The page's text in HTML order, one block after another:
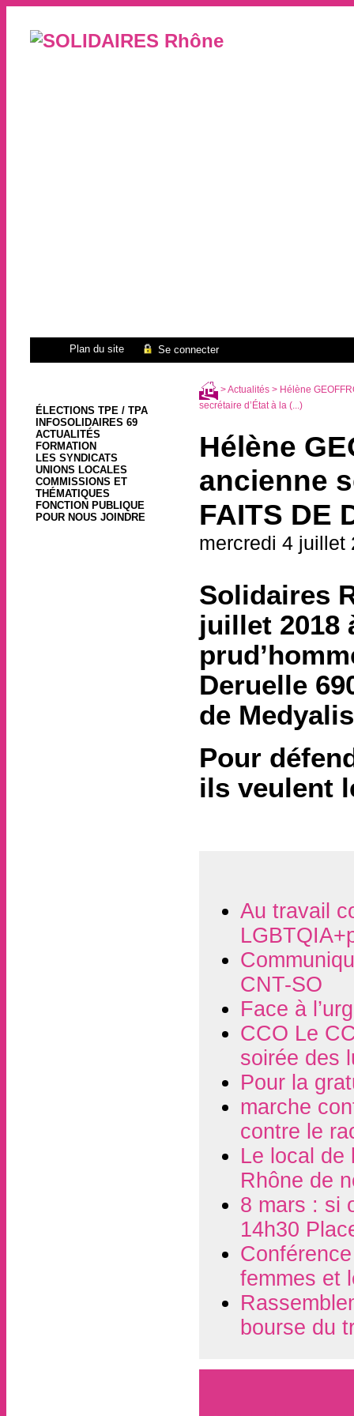
Plan du site Se connecter
ÉLECTIONS TPE / TPA
INFOSOLIDAIRES 69
ACTUALITÉS
FORMATION
LES SYNDICATS
UNIONS LOCALES
COMMISSIONS ET
THÉMATIQUES
FONCTION PUBLIQUE
POUR NOUS JOINDRE
>Actualités> Hélène
secrétaire d’État à la (...)
Hélène
ancienne
FAITS DE
mercredi 4
Solidaires
juillet 2018
Deruelle
de
Pour
ils veulent
Au travail
CNT-SO
Face à
CCO Le
soirée des
Pour la
marche
contre le
Le local de
Rhône de
8 mars : si
14h30
femmes et
bourse du